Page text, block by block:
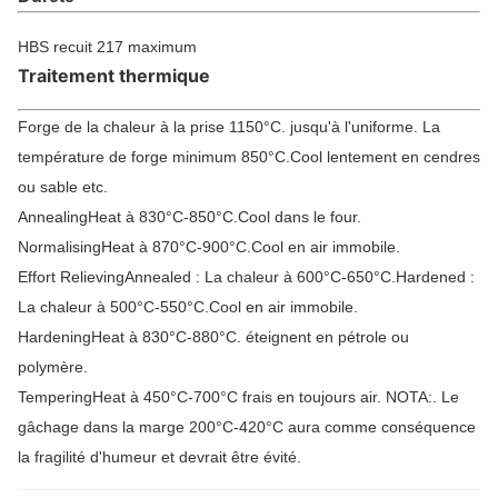
HBS recuit 217 maximum
Traitement thermique
Forge de la chaleur à la prise 1150°C. jusqu'à l'uniforme. La
température de forge minimum 850°C.Cool lentement en cendres
ou sable etc.
AnnealingHeat à 830°C-850°C.Cool dans le four.
NormalisingHeat à 870°C-900°C.Cool en air immobile.
Effort RelievingAnnealed : La chaleur à 600°C-650°C.Hardened :
La chaleur à 500°C-550°C.Cool en air immobile.
HardeningHeat à 830°C-880°C. éteignent en pétrole ou
polymère.
TemperingHeat à 450°C-700°C frais en toujours air. NOTA:. Le
gâchage dans la marge 200°C-420°C aura comme conséquence
la fragilité d'humeur et devrait être évité.